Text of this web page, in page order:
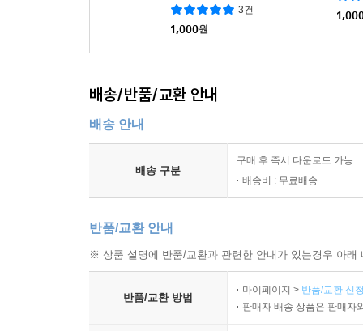
3건
1,000원
배송/반품/교환 안내
배송 안내
배송 구분
구매 후 즉시 다운로드 가능
배송비 : 무료배송
반품/교환 안내
※ 상품 설명에 반품/교환과 관련한 안내가 있는경우 아
반품/교환 방법
마이페이지 > 반품/교환 신
판매자 배송 상품은 판매자